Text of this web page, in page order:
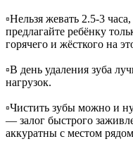
▫️Нельзя жевать 2.5-3
предлагайте ребёнку
горячего и жёсткого на
▫️В день удаления зуба
нагрузок.
▫️Чистить зубы можно и
— залог быстрого
аккуратны с местом